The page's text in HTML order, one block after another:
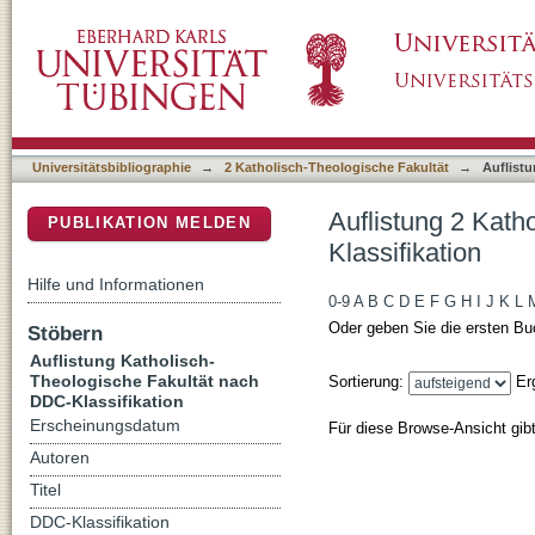
Universitätsbibliographie → 2 Katholisch-Theologische Fakultät →
Auflistung 2
Klassifikation
0-9 A B C D E F G H J K L
Oder geben Sie die ersten
Sortierung:
Für diese Browse-Ansicht
PUBLIKATION MELDEN
Hilfe und Informationen
Stöbern
Auflistung Katholisch-
Theologische Fakultät nach
DDC-Klassifikation
Erscheinungsdatum
Autoren
Titel
DDC-Klassifikation